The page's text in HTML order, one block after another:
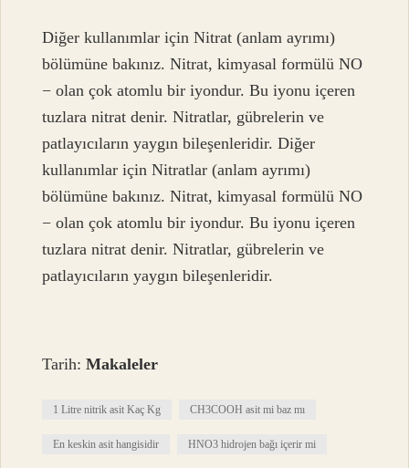
Diğer kullanımlar için Nitrat (anlam ayrımı)
bölümüne bakınız. Nitrat, kimyasal formülü NO
− olan çok atomlu bir iyondur. Bu iyonu içeren
tuzlara nitrat denir. Nitratlar, gübrelerin ve
patlayıcıların yaygın bileşenleridir. Diğer
kullanımlar için Nitratlar (anlam ayrımı)
bölümüne bakınız. Nitrat, kimyasal formülü NO
− olan çok atomlu bir iyondur. Bu iyonu içeren
tuzlara nitrat denir. Nitratlar, gübrelerin ve
patlayıcıların yaygın bileşenleridir.
Tarih:Makaleler
1 Litre nitrik asit Kaç Kg CH3COOH asit mi baz mı
En keskin asit hangisidir HNO3 hidrojen bağı içerir mi